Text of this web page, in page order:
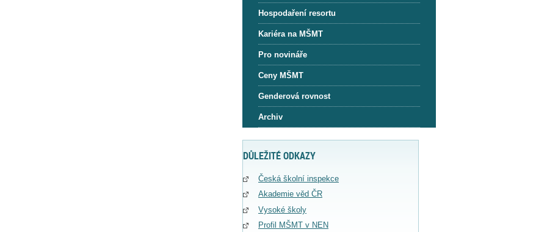
Hospodaření resortu
Kariéra na MŠMT
Pro novináře
Ceny MŠMT
Genderová rovnost
Archiv
DŮLEŽITÉ ODKAZY
Česká školní inspekce
Akademie věd ČR
Vysoké školy
Profil MŠMT v NEN